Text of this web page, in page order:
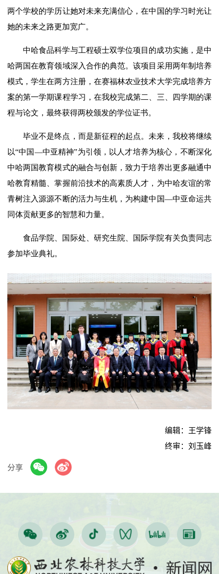
两个学校的学历让她对未来充满信心，在中国的学习时光让
她的未来之路更加宽广。
中哈食品科学与工程硕士双学位项目的成功实施，是中
哈两国在教育领域深入合作的典范。该项目采用两年制培养
模式，学生在两方注册，在赛福林农业技术大学完成培养方
案的第一学期课程学习，在我校完成第二、三、四学期的课
程与论文，最终获得两校颁发的学位证书。
毕业不是终点，而是新征程的起点。未来，我校将继续
以“中国—中亚精神”为引领，以人才培养为核心，不断深化
中哈两国教育模式的融合与创新，致力于培养出更多融通中
哈教育精髓、掌握前沿技术的高素质人才，为中哈友谊的常
青树注入源源不断的活力与生机，为构建中国—中亚命运共
同体贡献更多的智慧和力量。
食品学院、国际处、研究生院、国际学院有关负责同志
参加毕业典礼。
编辑：王学锋
终审：刘玉峰
分享